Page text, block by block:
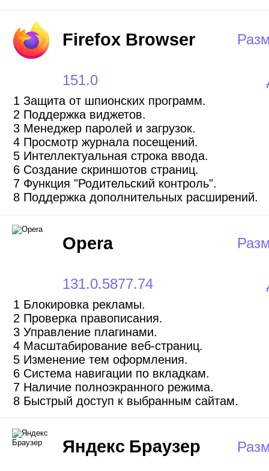
Opera
131.0.5877.74
1 Блокировка рекламы.
2 Проверка правописания.
3 Управление плагинами.
4 Масштабирование веб-страниц.
5 Изменение тем оформления.
6 Система навигации по вкладкам.
7 Наличие полноэкранного режима.
8 Быстрый доступ к выбранным сайтам.
Firefox Browser
151.0
1 Защита от шпионских программ.
2 Поддержка виджетов.
3 Менеджер паролей и загрузок.
4 Просмотр журнала посещений.
5 Интеллектуальная строка ввода.
6 Создание скриншотов страниц.
7 Функция "Родительский контроль".
8 Поддержка дополнительных расширений.
Яндекс Браузер